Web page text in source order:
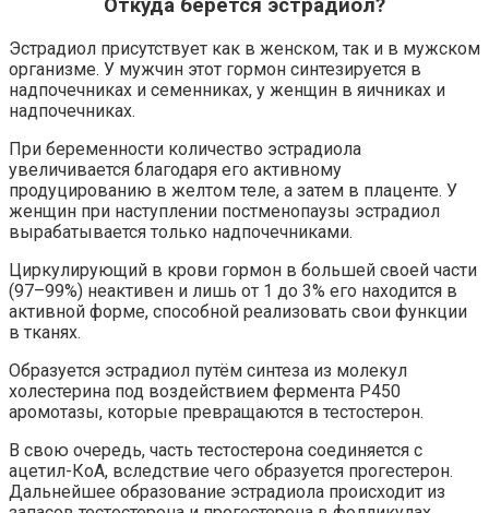
Откуда берется эстрадиол?
Эстрадиол присутствует как в женском, так и в мужском
организме. У мужчин этот гормон синтезируется в
надпочечниках и семенниках, у женщин в яичниках и
надпочечниках.
При беременности количество эстрадиола
увеличивается благодаря его активному
продуцированию в желтом теле, а затем в плаценте. У
женщин при наступлении постменопаузы эстрадиол
вырабатывается только надпочечниками.
Циркулирующий в крови гормон в большей своей части
(97–99%) неактивен и лишь от 1 до 3% его находится в
активной форме, способной реализовать свои функции
в тканях.
Образуется эстрадиол путём синтеза из молекул
холестерина под воздействием фермента Р450
аромотазы, которые превращаются в тестостерон.
В свою очередь, часть тестостерона соединяется с
ацетил-КоА, вследствие чего образуется прогестерон.
Дальнейшее образование эстрадиола происходит из